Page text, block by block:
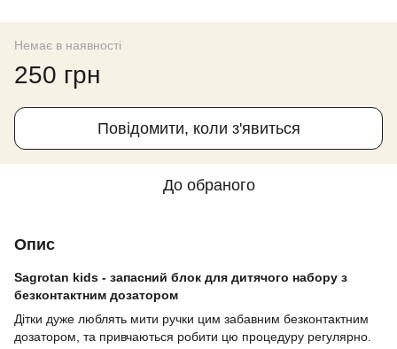
Немає в наявності
250 грн
Повідомити, коли з'явиться
До обраного
Опис
Sagrotan kids - запасний блок для дитячого набору з
безконтактним дозатором
Дітки дуже люблять мити ручки цим забавним безконтактним
дозатором, та привчаються робити цю процедуру регулярно.